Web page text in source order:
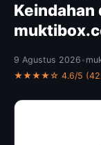
Keindahan
9 Agustus 2026 •
★★★★☆ 4.6/5